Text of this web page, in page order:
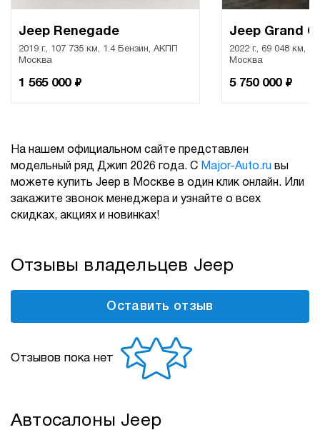
Jeep Renegade
2019 г., 107 735 км, 1.4 Бензин, АКПП
Москва
1 565 000 ₽
Jeep Grand
2022 г., 69 048 км,
Москва
5 750 000 ₽
На нашем официальном сайте представлен
модельный ряд Джип 2026 года. С Major-Auto.ru вы
можете купить Jeep в Москве в один клик онлайн. Или
закажите звонок менеджера и узнайте о всех
скидках, акциях и новинках!
Отзывы владельцев Jeep
Оставить отзыв
Отзывов пока нет
Автосалоны Jeep